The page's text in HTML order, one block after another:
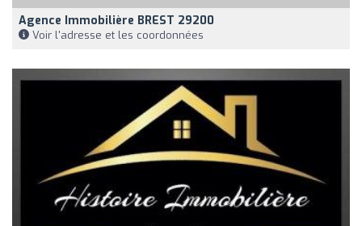
Agence Immobilière BREST 29200
Voir l'adresse et les coordonnées